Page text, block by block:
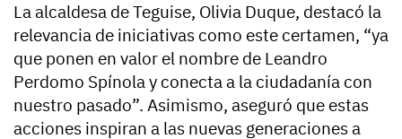
La alcaldesa de Teguise, Olivia Duque, destacó la
relevancia de iniciativas como este certamen, “ya
que ponen en valor el nombre de Leandro
Perdomo Spínola y conecta a la ciudadanía con
nuestro pasado”. Asimismo, aseguró que estas
acciones inspiran a las nuevas generaciones a